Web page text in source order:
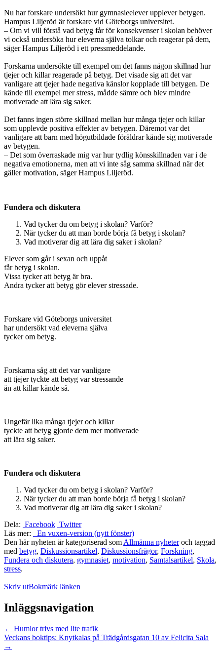
Nu har forskare undersökt hur gymnasieelever upplever betygen.
Hampus Liljeröd är forskare vid Göteborgs universitet.
– Om vi vill förstå vad betyg får för konsekvenser i skolan behöver
vi också undersöka hur eleverna själva tolkar och reagerar på dem,
säger Hampus Liljeröd i ett pressmeddelande.
Forskarna undersökte till exempel om det fanns någon skillnad hur
tjejer och killar reagerade på betyg. Det visade sig att det var
vanligare att tjejer hade negativa känslor kopplade till betygen. De
kände till exempel mer stress, mådde sämre och blev mindre
motiverade att lära sig saker.
Det fanns ingen större skillnad mellan hur många tjejer och killar
som upplevde positiva effekter av betygen. Däremot var det
vanligare att barn med högutbildade föräldrar kände sig motiverade
av betygen.
– Det som överraskade mig var hur tydlig könsskillnaden var i de
negativa emotionerna, men att vi inte såg samma skillnad när det
gäller motivation, säger Hampus Liljeröd.
Fundera och diskutera
Vad tycker du om betyg i skolan? Varför?
När tycker du att man borde börja få betyg i skolan?
Vad motiverar dig att lära dig saker i skolan?
Elever som går i sexan och uppåt
får betyg i skolan.
Vissa tycker att betyg är bra.
Andra tycker att betyg gör elever stressade.
Forskare vid Göteborgs universitet
har undersökt vad eleverna själva
tycker om betyg.
Forskarna såg att det var vanligare
att tjejer tyckte att betyg var stressande
än att killar kände så.
Ungefär lika många tjejer och killar
tyckte att betyg gjorde dem mer motiverade
att lära sig saker.
Fundera och diskutera
Vad tycker du om betyg i skolan? Varför?
När tycker du att man borde börja få betyg i skolan?
Vad motiverar dig att lära dig saker i skolan?
Dela: Facebook Twitter
Läs mer:
En vuxen-version (nytt fönster)
Den här nyheten är kategoriserad som Allmänna nyheteroch taggad
med betyg, Diskussionsartikel, Diskussionsfrågor, Forskning,
Fundera och diskutera, gymnasiet, motivation, Samtalsartikel, Skola,
stress.
Skriv utBokmärk länken
Inläggsnavigation
← Humlor trivs med lite trafik
Veckans boktips: Knytkalas på Trädgårdsgatan 10 av Felicita Sala
→